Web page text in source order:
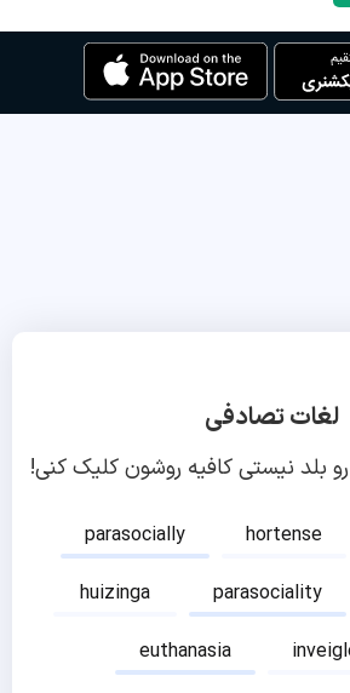
لغات تصادفی
بلد نیستی کافیه روشون کلیک کنی!
parasocially hortense
huizinga
parasociality
euthanasia